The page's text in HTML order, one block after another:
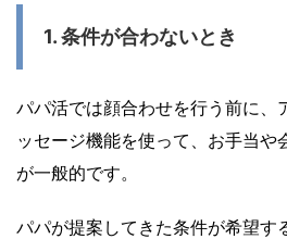
1. 条件が合わないとき
パパ活では顔合わせを行う前に、
ッセージ機能を使って、お手当や
が一般的です。
パパが提案してきた条件が希望す